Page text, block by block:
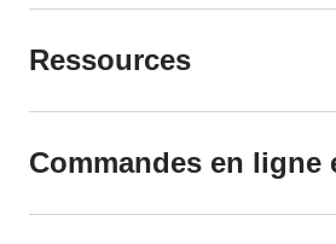
Ressources
Commandes en ligne